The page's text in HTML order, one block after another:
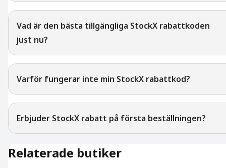
Vad är den bästa tillgängliga StockX rabattkoden
just nu?
Varför fungerar inte min StockX rabattkod?
Erbjuder StockX rabatt på första beställningen?
Relaterade butiker